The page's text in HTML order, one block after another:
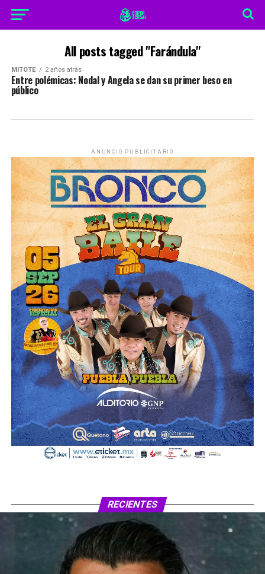
All posts tagged "Farándula"
MITOTE 2 años atrás
Entre polémicas: Nodal y Angela se dan su primer beso en
público
ANUNCIO PUBLICITARIO
RECIENTES